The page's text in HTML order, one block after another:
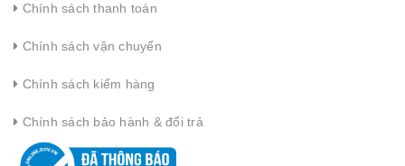
Chính sách thanh toán
Chính sách vận chuyển
Chính sách kiểm hàng
Chính sách bảo hành & đổi trả